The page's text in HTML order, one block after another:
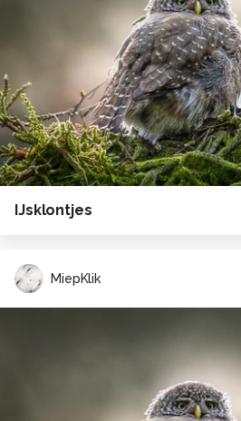
IJsklontjes
MiepKlik